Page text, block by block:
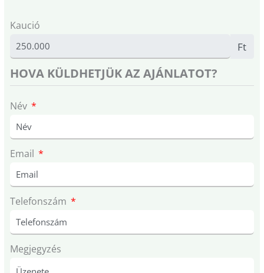
Kaució
Ft
HOVA KÜLDHETJÜK AZ AJÁNLATOT?
Név
Email
Telefonszám
Megjegyzés